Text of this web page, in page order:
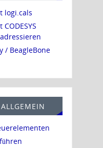
logi.cals
/ BeagleBone